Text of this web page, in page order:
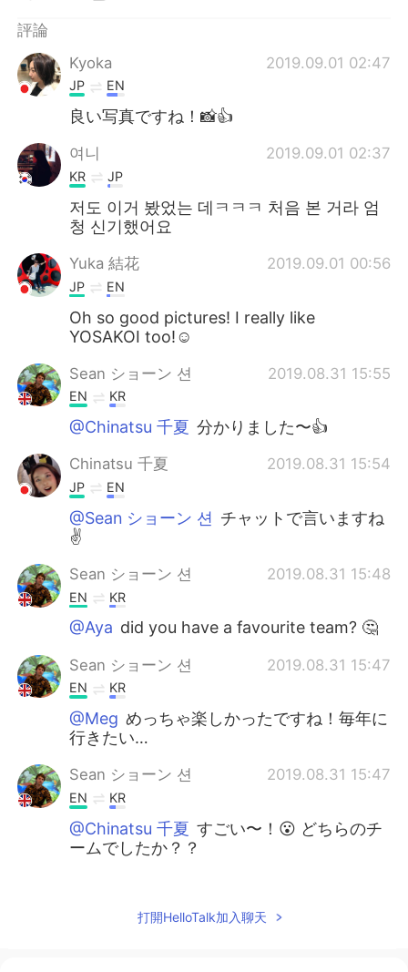
評論
Kyoka
2019.09.01 02:47
JP EN
良い写真ですね！📸👍
여니 2019.09.01 02:37
KR JP
저도 이거 봤었는 데ㅋㅋㅋ 처음 본 거라 엄
청 신기했어요
Yuka 結花 2019.09.01 00:56
JP EN
Oh so good pictures! I really like
YOSAKOI too!☺️
Sean ショーン 션 2019.08.31 15:55
EN KR
@Chinatsu 千夏 分かりました〜👍
Chinatsu 千夏 2019.08.31 15:54
JP EN
@Sean ショーン 션 チャットで言いますね
✌️
Sean ショーン 션 2019.08.31 15:48
EN KR
@Aya did you have a favourite team? 🤔
Sean ショーン 션 2019.08.31 15:47
EN KR
@Meg めっちゃ楽しかったですね！毎年に
行きたい…
Sean ショーン 션 2019.08.31 15:47
EN KR
@Chinatsu 千夏 すごい〜！😮 どちらのチ
ームでしたか？？
打開HelloTalk加入聊天